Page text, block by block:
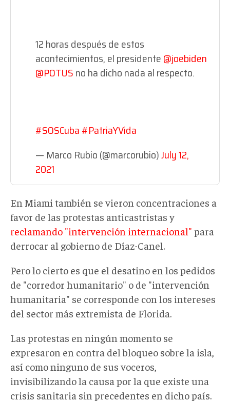
12 horas después de estos
acontecimientos, el presidente@joebiden
@POTUSno ha dicho nada al respecto.
#SOSCuba#PatriaYVida
— Marco Rubio (@marcorubio)July 12,
2021
En Miami también se vieron concentraciones a
favor de las protestas anticastristas y
reclamando "intervención internacional" para
derrocar al gobierno de Díaz-Canel.
Pero lo cierto es que el desatino en los pedidos
de "corredor humanitario" o de "intervención
humanitaria" se corresponde con los intereses
del sector más extremista de Florida.
Las protestas en ningún momento se
expresaron en contra del bloqueo sobre la isla,
así como ninguno de sus voceros,
invisibilizando la causa por la que existe una
crisis sanitaria sin precedentes en dicho país.